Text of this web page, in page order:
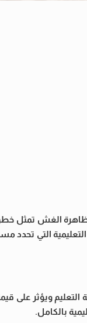
ظاهرة الغش
التي تحدد
ويؤثر على قيمة
بالكامل.